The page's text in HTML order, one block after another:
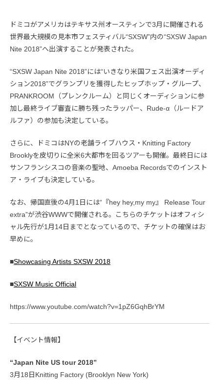
ドミコがアメリカはテキサス州オースティンで3月に開催される
世界最大規模の見本市フェスティバル“SXSW”内の“SXSW Japan
Nite 2018”へ出演することが発表された。
“SXSW Japan Nite 2018”には“いきなり米国フェス出演オーディ
ション2018”でグランプリを獲得したヒップホップ・グループ、
PRANKROOM（プレンクルーム）と同じくオーディションに参
加し最終ライブ審査に勝ち残ったラッパー、Rude-α（ルードア
ルファ）の参加も決定している。
さらに、ドミコはNYの老舗ライブハウス・Knitting Factory
Brooklyを皮切りに全米6大都市を回るツアーも開催。最終日には
サンフランシスコの音楽の聖地、Amoeba Recordsでのインスト
ア・ライブも決定している。
なお、帰国直後の4月1日には“『hey hey,my my』 Release Tour
extra”が渋谷WWWで開催される。こちらのチケットはオフィシ
ャル先行が1月14日までとなっているので、チケットの確保はお
早めに。
■Showcasing Artists SXSW 2018
■SXSW Music Official
https://www.youtube.com/watch?v=1pZ6GqhBrYM
【イベント情報】
“Japan Nite US tour 2018”
3月18日Knitting Factory (Brooklyn New York)